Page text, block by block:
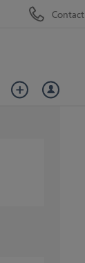
Contact